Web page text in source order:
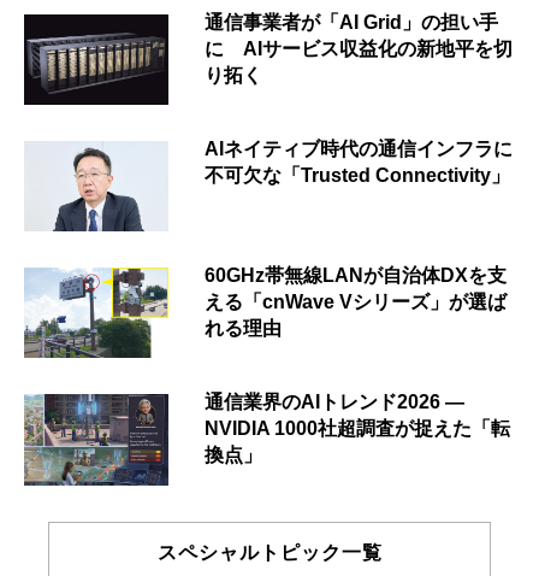
通信事業者が「AI Grid」の担い手
に AIサービス収益化の新地平を切
り拓く
AIネイティブ時代の通信インフラに
不可欠な「Trusted Connectivity」
60GHz帯無線LANが自治体DXを支
える「cnWave Vシリーズ」が選ば
れる理由
通信業界のAIトレンド2026 ―
NVIDIA 1000社超調査が捉えた「転
換点」
スペシャルトピック一覧